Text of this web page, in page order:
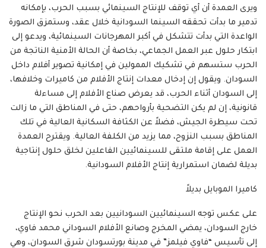
ويرى العمدة أن أي توقف للإنتاج السينمائي بسبب الحرب، بإمكانه
تدمير ما بدأت تحققه السينما السودانية خلال عقد، وستمزق الصورة
الواعدة التي بدأت تتشكل في أكبر المهرجانات السينمائية، ويدعو إلى
ابتكار حلول عبر العمل الجماعي، بخاصة أن الحالة الأمنية الناتجة من
الحرب ستسهم في تشكيك الممولين في إمكانية تصوير أفلام داخل
السودان. ويقول إن إدخال معدات إنتاج الأفلام من كاميرات وخلافها،
إلى السودان أثناء الحرب، قد يعرض صناع الأفلام إلى مساءلة
قانونية، إن لم يكن التضحية بأرواحهم، حتى في المناطق التي ما زالت
تحت سيطرة الجيش، فضلاً عن الكثافة السكانية العالية في تلك
المناطق بسبب النزوح، مما يزيد من الكلفة العالية. ويقترح العمدة
العمل على إقامة ملتقى للسينمائيين الفاعلين لخلق حلول إنتاجية
بديلة لضمان استمرارية إنتاج الأفلام السودانية.
كاميرا الموبايل بديلاً
على عكس توجه السينمائيين السودانيين بعد الحرب نحو الإنتاج
خارج السودان، يمضي المخرج وصانع الأفلام السوداني محمد فاوي،
إلى تأسيس “فاوي فيلمز” في مدينة بورتسودان شرق السودان، وهي